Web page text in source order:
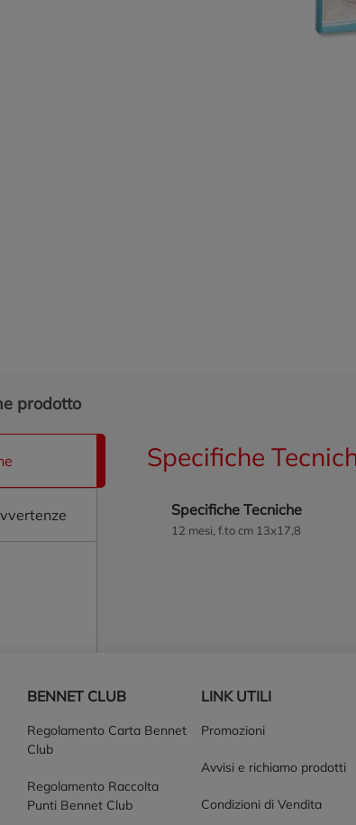
prodotto
Specifiche
Specifiche Tecniche
12 mesi, f.to cm 13x17,8
BENNET CLUB
Regolamento Carta Bennet
Club
Regolamento Raccolta
Punti Bennet Club
LINK UTILI
Promozioni
Avvisi e richiamo prodotti
Condizioni di Vendita